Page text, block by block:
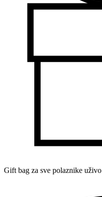
Gift bag za sve polaznike uživo